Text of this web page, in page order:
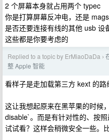
2 个屏幕本身就占用两个 typec
你是打算屏幕反冲电，还是
是否还要连接有线的其他 usb 设
这些都是你要考虑的
Replied to a topic by ErMiaoDaDa ›
整 Apple 智能
看样子是走加载第三方 kext 的路
这让我想起原来在黑苹果的时候
disable`。而是有针对性的、按
试试看？这样会稍微安全一些。